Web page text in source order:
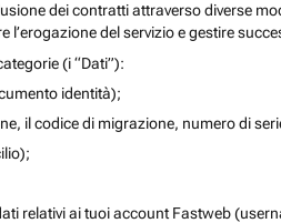
dei contratti attraverso diverse
del servizio e gestire
(i “Dati”):
identità);
il codice di migrazione, numero di
relativi ai tuoi account Fastweb